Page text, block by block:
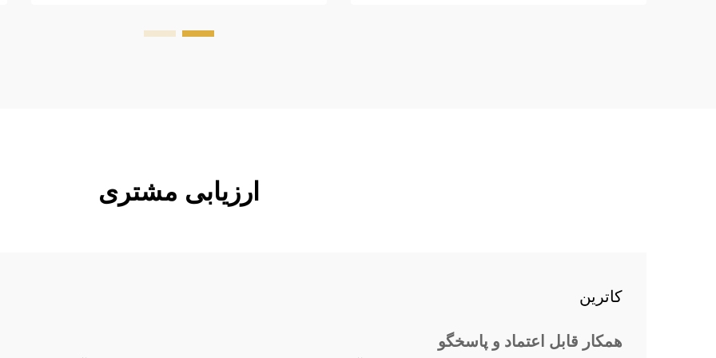
18px; font-size: 20px !important;
ارزیابی مشتری
کاترین
همکار قابل اعتماد و پاسخگو